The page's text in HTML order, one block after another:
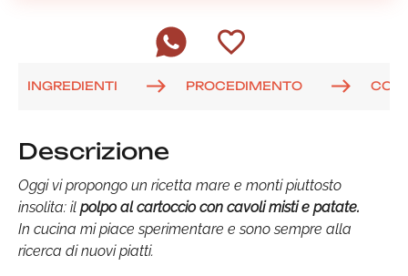
INGREDIENTI PROCEDIMENTO
Descrizione
Oggi vi propongo un ricetta mare e monti piuttosto
insolita: il polpo al cartoccio con cavoli misti e patate.
In cucina mi piace sperimentare e sono sempre alla
ricerca di nuovi piatti.